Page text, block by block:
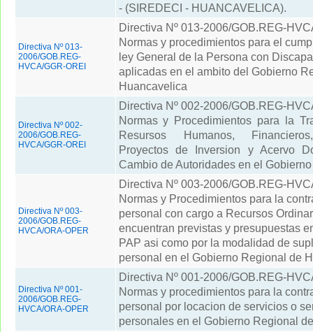
- (SIREDECI - HUANCAVELICA).
Directiva Nº 013-
2006/GOB.REG-
HVCA/GGR-OREI
Directiva Nº 013-2006/GOB.REG-
Normas y procedimientos para el
ley General de la Persona con
aplicadas en el ambito del Gobierno
Huancavelica
Directiva Nº 002-
2006/GOB.REG-
HVCA/GGR-OREI
Directiva Nº 002-2006/GOB.REG-
Normas y Procedimientos para la
Resursos Humanos,
Proyectos de Inversion y Acervo
Cambio de Autoridades en el
Directiva Nº 003-
2006/GOB.REG-
HVCA/ORA-OPER
Directiva Nº 003-2006/GOB.REG-
Normas y Procedimientos para la
personal con cargo a Recursos
encuentran previstas y presupuestas
PAP asi como por la modalidad de
personal en el Gobierno Regional de
Directiva Nº 001-
2006/GOB.REG-
HVCA/ORA-OPER
Directiva Nº 001-2006/GOB.REG-
Normas y procedimientos para la
personal por locacion de servicios o
personales en el Gobierno Regional